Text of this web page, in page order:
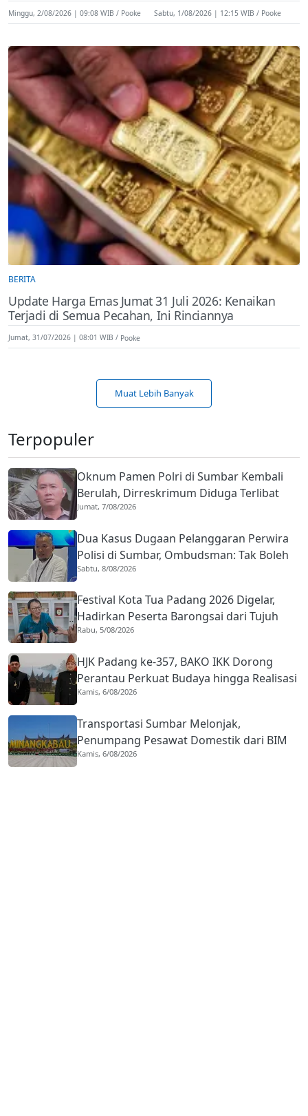
Minggu, 2/08/2026 | 09:08 WIB Pooke Sabtu, 1/08/2026 | 12:15 WIB Pooke
BERITA
Update Harga Emas Jumat 31 Juli 2026: Kenaikan
Terjadi di Semua Pecahan, Ini Rinciannya
Jumat, 31/07/2026 | 08:01 WIB Pooke
Muat Lebih Banyak
Terpopuler
Oknum Pamen Polri di Sumbar Kembali
Berulah, Dirreskrimum Diduga Terlibat
Kekerasan dengan Seorang Sopir
Jumat, 7/08/2026
Dua Kasus Dugaan Pelanggaran Perwira
Polisi di Sumbar, Ombudsman: Tak Boleh
Ada Toleransi
Sabtu, 8/08/2026
Festival Kota Tua Padang 2026 Digelar,
Hadirkan Peserta Barongsai dari Tujuh
Negara
Rabu, 5/08/2026
HJK Padang ke-357, BAKO IKK Dorong
Perantau Perkuat Budaya hingga Realisasi
Kota Gastronomi
Kamis, 6/08/2026
Transportasi Sumbar Melonjak,
Penumpang Pesawat Domestik dari BIM
Naik Hampir 33 Persen
Kamis, 6/08/2026